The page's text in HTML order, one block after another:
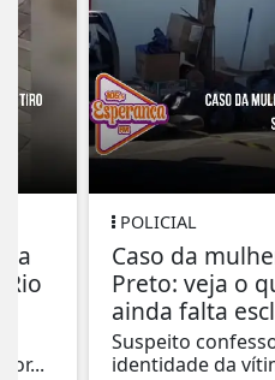
POLICIAL
Caso da mulher
Preto: veja o que já
ainda falta
Suspeito confessou o
identidade da vítima e